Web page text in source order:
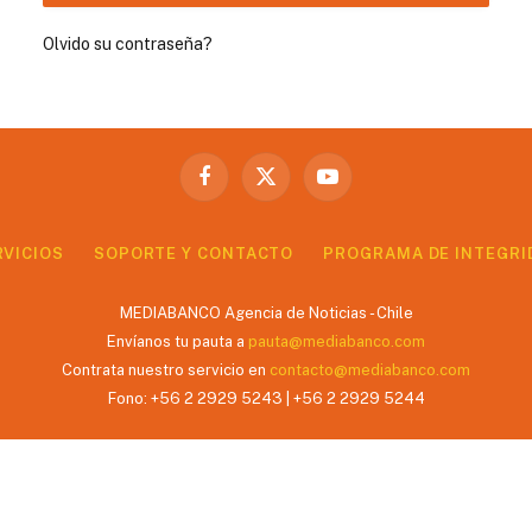
Olvido su contraseña?
Facebook
X
YouTube
SOPORTE Y CONTACTO PROGRAMA DE
MEDIABANCO Agencia de Noticias - Chile
Envíanos tu pauta a pauta@mediabanco.com
Contrata nuestro servicio en contacto@mediabanco.com
Fono: +56 2 2929 5243 | +56 2 2929 5244